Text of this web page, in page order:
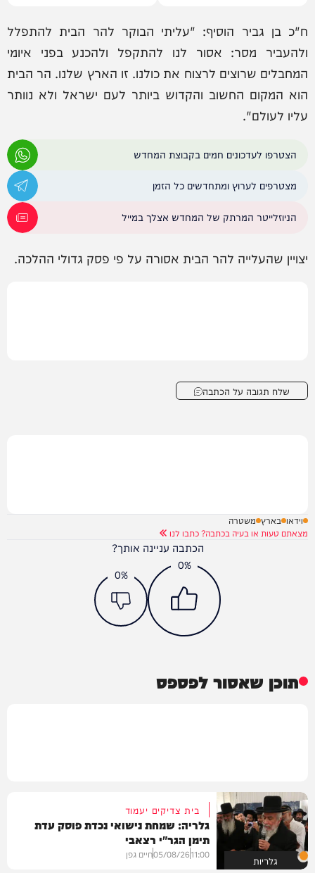
ח"כ בן גביר הוסיף: "עליתי הבוקר להר הבית להתפלל
ולהעביר מסר: אסור לנו להתקפל ולהכנע בפני איומי
המחבלים שרוצים לרצוח את כולנו. זו הארץ שלנו. הר הבית
הוא המקום החשוב והקדוש ביותר לעם ישראל ולא נוותר
עליו לעולם".
הצטרפו לעדכונים חמים בקבוצת המחדש
מצטרפים לערוץ ומתחדשים כל הזמן
הניוזלייטר המרתק של המחדש אצלך במייל
יצויין שהעלייה להר הבית אסורה על פי פסק גדולי ההלכה.
שלח תגובה על הכתבה
וידאו בארץ משטרה
מצאתם טעות או בעיה בכתבה? כתבו לנו
הכתבה עניינה אותך?
0%
0%
תוכן שאסור לפספס
גלריות
בית צדיקים יעמוד
גלריה: שמחת נישואי נכדת פוסק עדת
תימן הגר"י רצאבי
11:00
05/08/26חיים גפן